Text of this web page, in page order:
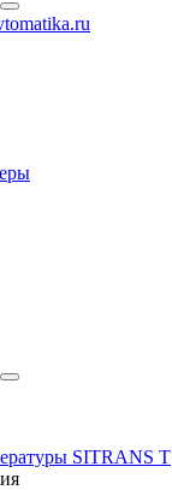
SITRANS T